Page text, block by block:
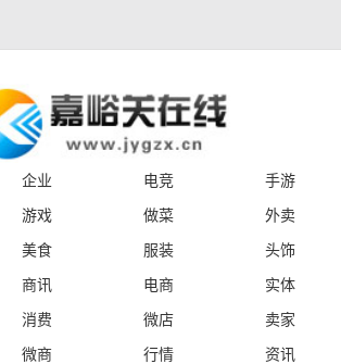
企业 电竞
手游
游戏 做菜
外卖
美食 服装
头饰
商讯 电商
实体
消费 微店
卖家
微商 行情 资讯